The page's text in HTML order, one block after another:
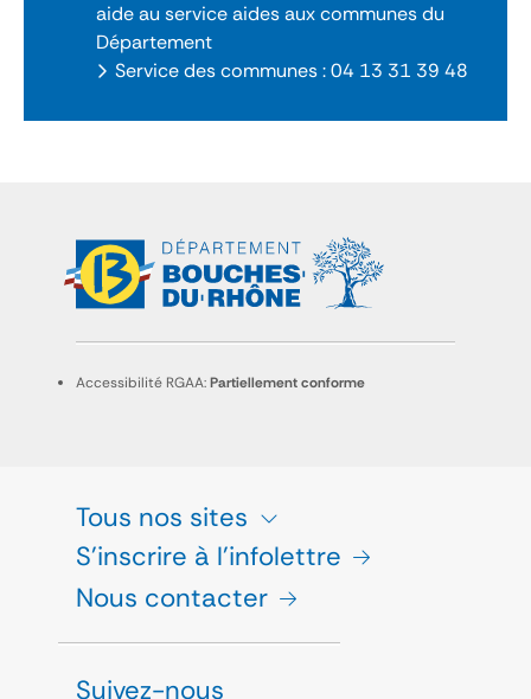
aide au service aides aux communes du
Département
Service des communes : 04 13 31 39 48
Accessibilité RGAA:Partiellement conforme
Tous nos sites
S'inscrire à l'infolettre
Nous contacter
Suivez-nous